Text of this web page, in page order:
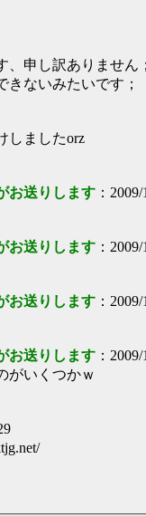
申し訳ありません；
ないみたいです；
しましたorz
お送りします ：
お送りします ：
お送りします ：
お送りします ：
がいくつかｗ